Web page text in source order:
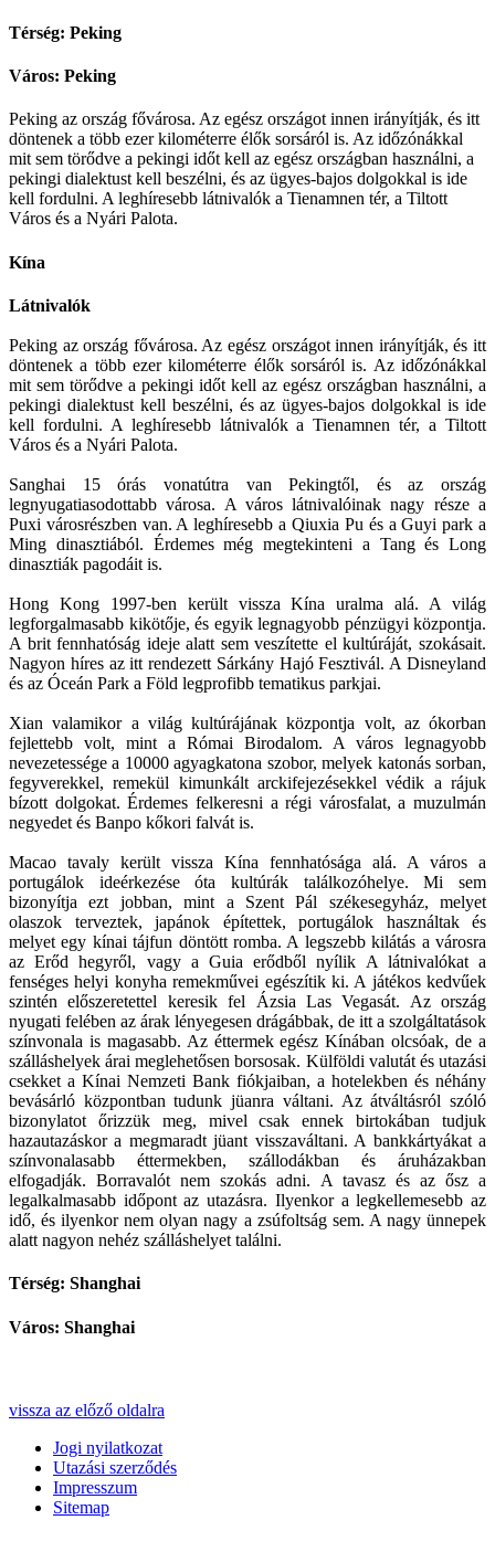
Térség: Peking
Város: Peking
Peking az ország fővárosa. Az egész országot innen irányítják, és itt
döntenek a több ezer kilométerre élők sorsáról is. Az időzónákkal
mit sem törődve a pekingi időt kell az egész országban használni, a
pekingi dialektust kell beszélni, és az ügyes-bajos dolgokkal is ide
kell fordulni. A leghíresebb látnivalók a Tienamnen tér, a Tiltott
Város és a Nyári Palota.
Kína
Látnivalók
Peking az ország fővárosa. Az egész országot innen irányítják, és itt
döntenek a több ezer kilométerre élők sorsáról is. Az időzónákkal
mit sem törődve a pekingi időt kell az egész országban használni, a
pekingi dialektust kell beszélni, és az ügyes-bajos dolgokkal is ide
kell fordulni. A leghíresebb látnivalók a Tienamnen tér, a Tiltott
Város és a Nyári Palota.
Sanghai 15 órás vonatútra van Pekingtől, és az ország
legnyugatiasodottabb városa. A város látnivalóinak nagy része a
Puxi városrészben van. A leghíresebb a Qiuxia Pu és a Guyi park a
Ming dinasztiából. Érdemes még megtekinteni a Tang és Long
dinasztiák pagodáit is.
Hong Kong 1997-ben került vissza Kína uralma alá. A világ
legforgalmasabb kikötője, és egyik legnagyobb pénzügyi központja.
A brit fennhatóság ideje alatt sem veszítette el kultúráját, szokásait.
Nagyon híres az itt rendezett Sárkány Hajó Fesztivál. A Disneyland
és az Óceán Park a Föld legprofibb tematikus parkjai.
Xian valamikor a világ kultúrájának központja volt, az ókorban
fejlettebb volt, mint a Római Birodalom. A város legnagyobb
nevezetessége a 10000 agyagkatona szobor, melyek katonás sorban,
fegyverekkel, remekül kimunkált arckifejezésekkel védik a rájuk
bízott dolgokat. Érdemes felkeresni a régi városfalat, a muzulmán
negyedet és Banpo kőkori falvát is.
Macao tavaly került vissza Kína fennhatósága alá. A város a
portugálok ideérkezése óta kultúrák találkozóhelye. Mi sem
bizonyítja ezt jobban, mint a Szent Pál székesegyház, melyet
olaszok terveztek, japánok építettek, portugálok használtak és
melyet egy kínai tájfun döntött romba. A legszebb kilátás a városra
az Erőd hegyről, vagy a Guia erődből nyílik A látnivalókat a
fenséges helyi konyha remekművei egészítik ki. A játékos kedvűek
szintén előszeretettel keresik fel Ázsia Las Vegasát. Az ország
nyugati felében az árak lényegesen drágábbak, de itt a szolgáltatások
színvonala is magasabb. Az éttermek egész Kínában olcsóak, de a
szálláshelyek árai meglehetősen borsosak. Külföldi valutát és utazási
csekket a Kínai Nemzeti Bank fiókjaiban, a hotelekben és néhány
bevásárló központban tudunk jüanra váltani. Az átváltásról szóló
bizonylatot őrizzük meg, mivel csak ennek birtokában tudjuk
hazautazáskor a megmaradt jüant visszaváltani. A bankkártyákat a
színvonalasabb éttermekben, szállodákban és áruházakban
elfogadják. Borravalót nem szokás adni. A tavasz és az ősz a
legalkalmasabb időpont az utazásra. Ilyenkor a legkellemesebb az
idő, és ilyenkor nem olyan nagy a zsúfoltság sem. A nagy ünnepek
alatt nagyon nehéz szálláshelyet találni.
Térség: Shanghai
Város: Shanghai
vissza az előző oldalra
Jogi nyilatkozat
Utazási szerződés
Impresszum
Sitemap